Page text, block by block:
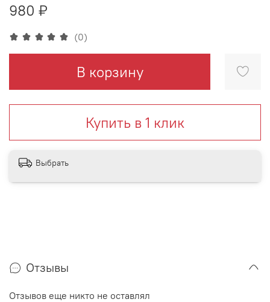
(0)
980 ₽
В корзину
Купить в 1 клик
Выбрать
Отзывы
Отзывов еще никто не оставлял